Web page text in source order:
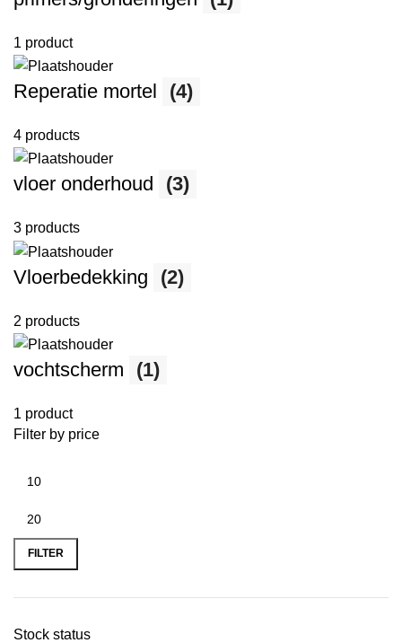
1 product
Reperatie mortel (4)
4 products
vloer onderhoud (3)
3 products
Vloerbedekking (2)
2 products
vochtscherm (1)
1 product
Filter by price
FILTER
Stock status